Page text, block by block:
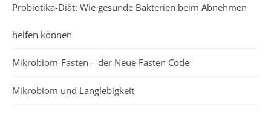
Probiotika-Diät: Wie gesunde Bakterien beim Abnehmen
helfen können
Mikrobiom-Fasten – der Neue Fasten Code
Mikrobiom und Langlebigkeit